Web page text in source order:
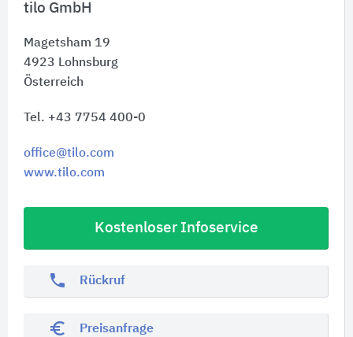
tilo GmbH
Magetsham 19
4923 Lohnsburg
Österreich
Tel. +43 7754 400-0
office@tilo.com
www.tilo.com
Kostenloser Infoservice
phone Rückruf
euro_symbol Preisanfrage